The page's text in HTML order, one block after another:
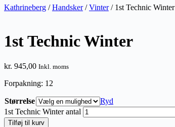
Kathrineberg /Handsker/Vinter/ 1st Technic Winter
1st Technic Winter
kr. 945,00 Inkl. moms
Forpakning: 12
Størrelse
Ryd
1st Technic Winter antal
Tilføj til kurv